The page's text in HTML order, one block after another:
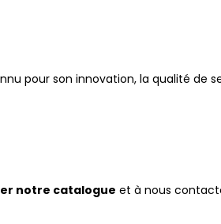
pour son innovation, la qualité de
notre catalogue et à nous